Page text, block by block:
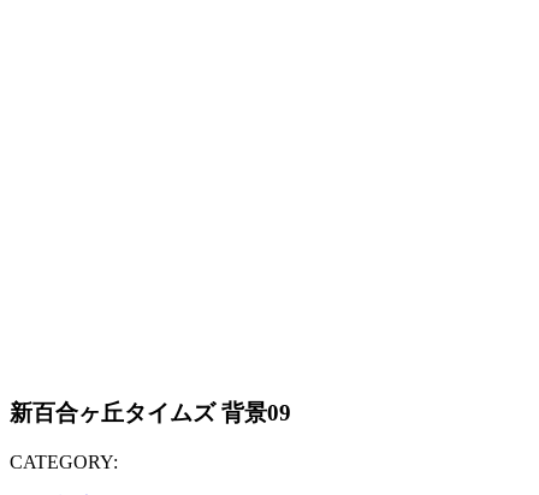
新百合ヶ丘タイムズ 背景09
CATEGORY: